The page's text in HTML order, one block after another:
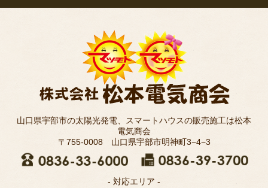
山口県宇部市の太陽光発電、スマートハウスの販売施工は松本
電気商会
〒755-0008 山口県宇部市明神町3−4−3
- 対応エリア -